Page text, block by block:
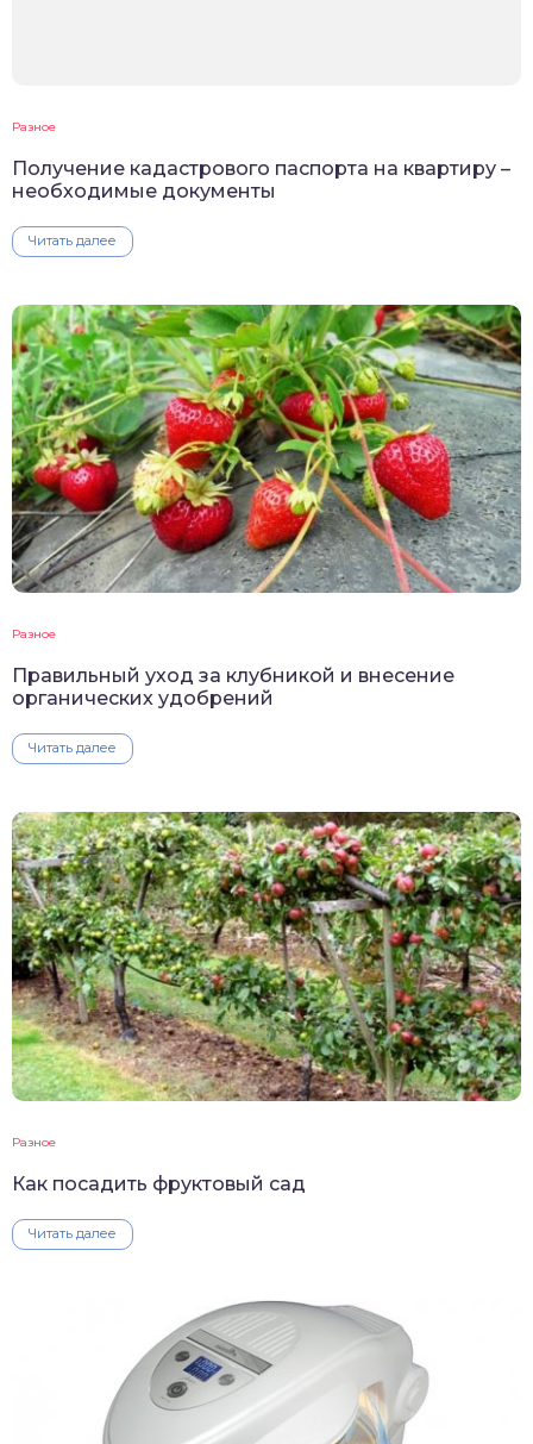
Разное
Получение кадастрового паспорта на квартиру –
необходимые документы
Читать далее
Разное
Правильный уход за клубникой и внесение
органических удобрений
Читать далее
Разное
Как посадить фруктовый сад
Читать далее